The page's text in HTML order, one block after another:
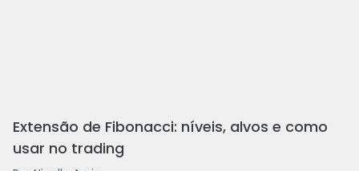
Extensão de Fibonacci: níveis, alvos e como
usar no trading